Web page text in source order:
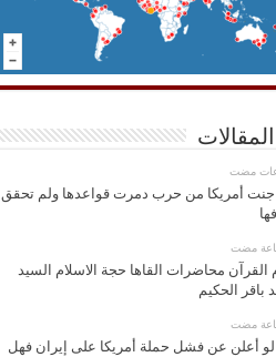
جنت أمريكا من حرب دمرت قواعدها ولم تحقق
القرآن محاضرات القاها حجة الاسلام السيد
باقر الحكيم
لو أعلن عن فشل حملة أمريكا على إيران فهل